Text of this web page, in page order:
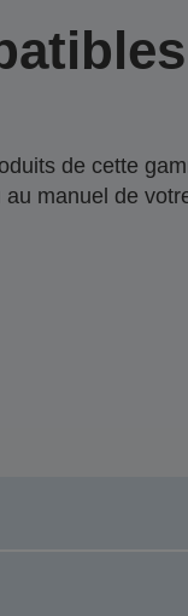
de cette
manuel de